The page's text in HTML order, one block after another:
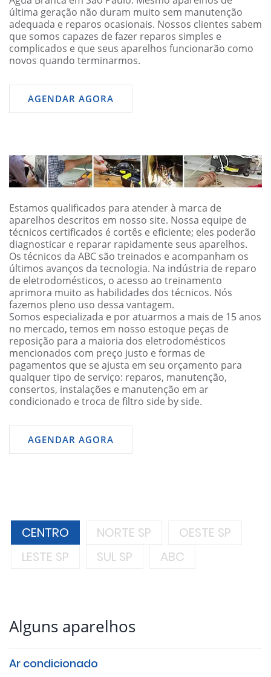
última geração não duram muito sem manutenção
adequada e reparos ocasionais. Nossos clientes sabem
que somos capazes de fazer reparos simples e
complicados e que seus aparelhos funcionarão como
novos quando terminarmos.
AGENDAR AGORA
Estamos qualificados para atender à marca de
aparelhos descritos em nosso site. Nossa equipe de
técnicos certificados é cortês e eficiente; eles poderão
diagnosticar e reparar rapidamente seus aparelhos.
Os técnicos da ABC são treinados e acompanham os
últimos avanços da tecnologia. Na indústria de reparo
de eletrodomésticos, o acesso ao treinamento
aprimora muito as habilidades dos técnicos. Nós
fazemos pleno uso dessa vantagem.
Somos especializada e por atuarmos a mais de 15 anos
no mercado, temos em nosso estoque peças de
reposição para a maioria dos eletrodomésticos
mencionados com preço justo e formas de
pagamentos que se ajusta em seu orçamento para
qualquer tipo de serviço: reparos, manutenção,
consertos, instalações e manutenção em ar
condicionado e troca de filtro side by side.
AGENDAR AGORA
CENTRO NORTE SP
OESTE SP
LESTE SP
SUL SP ABC
Alguns aparelhos
Ar condicionado